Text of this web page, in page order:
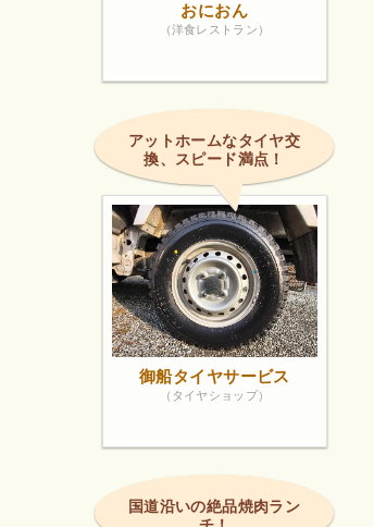
おにおん
（洋食レストラン）
アットホームなタイヤ交
換、スピード満点！
御船タイヤサービス
（タイヤショップ）
国道沿いの絶品焼肉ラン